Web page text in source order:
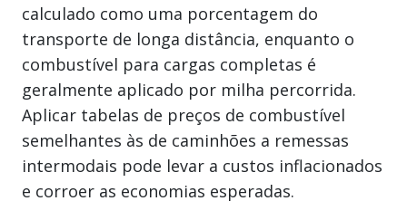
calculado como uma porcentagem do
transporte de longa distância, enquanto o
combustível para cargas completas é
geralmente aplicado por milha percorrida.
Aplicar tabelas de preços de combustível
semelhantes às de caminhões a remessas
intermodais pode levar a custos inflacionados
e corroer as economias esperadas.